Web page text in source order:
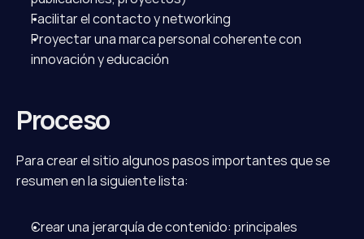
Facilitar el contacto y networking
Proyectar una marca personal coherente con
innovación y educación
Proceso
Para crear el sitio algunos pasos importantes que se
resumen en la siguiente lista:
Crear una jerarquía de contenido: principales